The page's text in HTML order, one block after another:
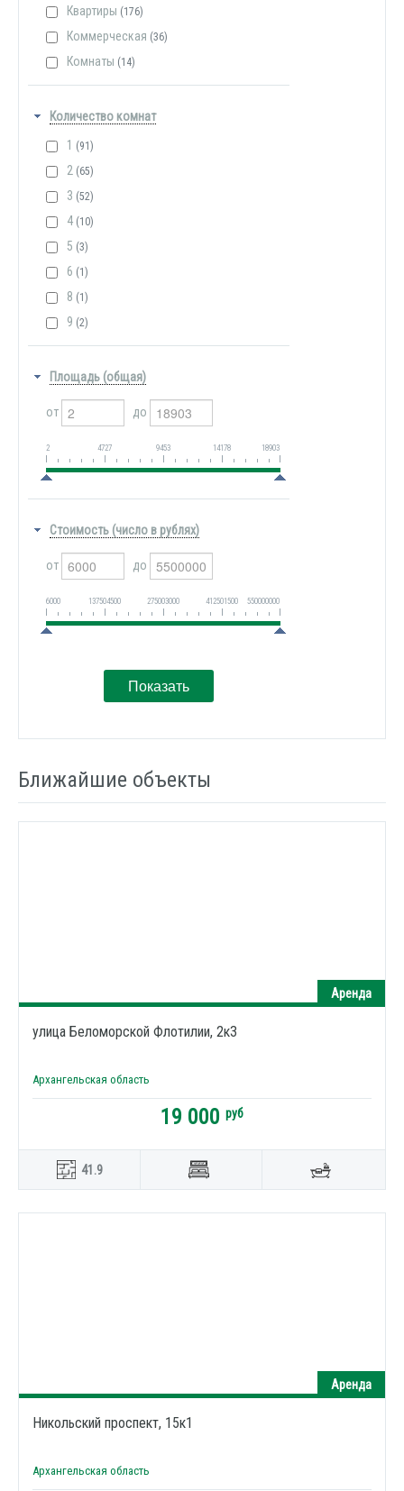
Квартиры (176)
Коммерческая (36)
Комнаты (14)
Количество комнат
1 (91)
2 (65)
3 (52)
4 (10)
5 (3)
6 (1)
8 (1)
9 (2)
Площадь (общая)
от до
2 4727 9453 14178 18903
Стоимость (число в рублях)
от до
6000 137504500 275003000 412501500 550000000
Ближайшие объекты
Аренда
улица Беломорской Флотилии, 2к3
Архангельская область
19 000 руб
41.9
Аренда
Никольский проспект, 15к1
Архангельская область